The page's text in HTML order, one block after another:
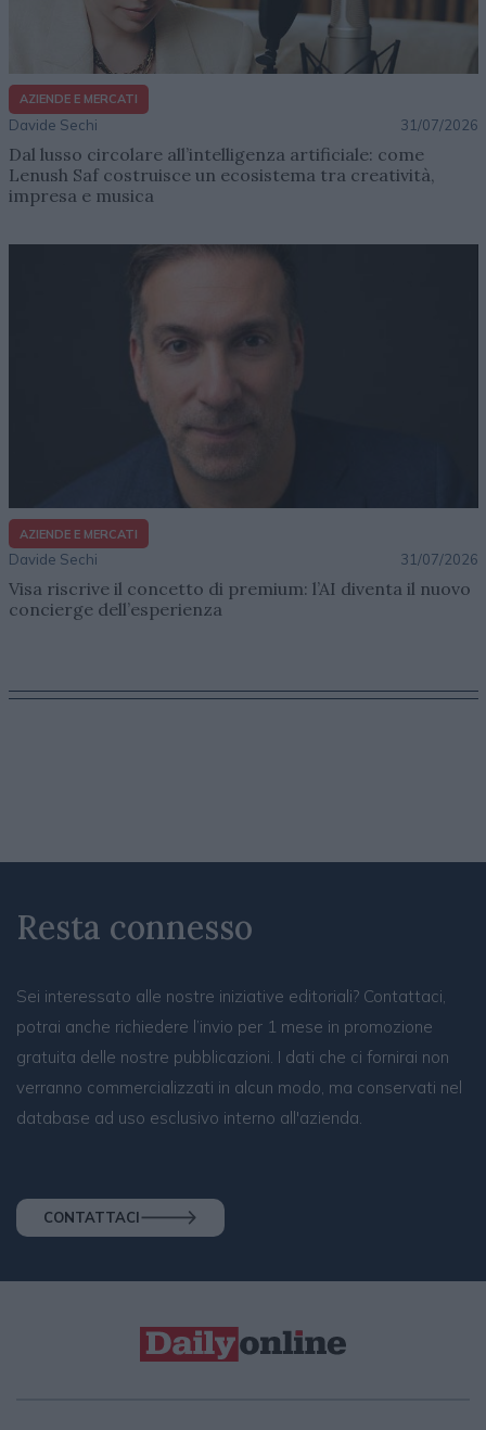
AZIENDE E MERCATI
Davide Sechi 31/07/2026
Dal lusso circolare all’intelligenza artificiale: come
Lenush Saf costruisce un ecosistema tra creatività,
impresa e musica
AZIENDE E MERCATI
Davide Sechi 31/07/2026
Visa riscrive il concetto di premium: l’AI diventa il nuovo
concierge dell’esperienza
Resta connesso
Sei interessato alle nostre iniziative editoriali? Contattaci,
potrai anche richiedere l’invio per 1 mese in promozione
gratuita delle nostre pubblicazioni. I dati che ci fornirai non
verranno commercializzati in alcun modo, ma conservati nel
database ad uso esclusivo interno all'azienda.
CONTATTACI